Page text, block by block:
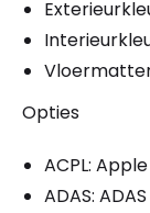
Opties
ACPL:
ADAS: